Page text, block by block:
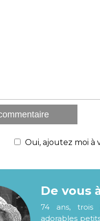
Oui, ajoutez moi à
De vous
74 ans, trois
adorables